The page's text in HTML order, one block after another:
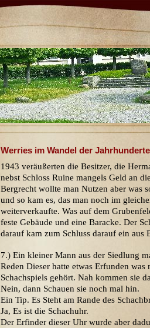
Werries im Wandel der
1943 veräußerten die Besitzer, die
nebst Schloss Ruine mangels Geld an
Bergrecht wollte man Nutzen aber was
und so kam es, das man noch im
weiterverkaufte. Was auf dem
feste Gebäude und eine Baracke. Der
darauf kam zum Schluss darauf ein aus
7.) Ein kleiner Mann aus der Siedlung
Reden Dieser hatte etwas Erfunden
Schachspiels gehört. Nah kommen sie
Nein, dann Schauen sie noch mal hin.
Ein Tip. Es Steht am Rande des
Ja, Es ist die Schachuhr.
Der Erfinder dieser Uhr wurde aber